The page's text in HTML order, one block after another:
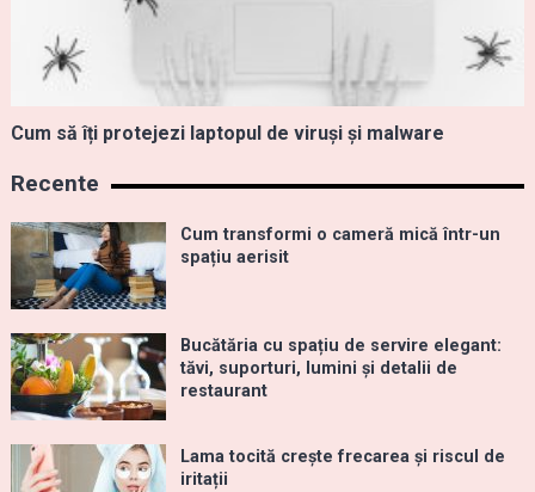
Cum să îți protejezi laptopul de viruși și malware
Recente
Cum transformi o cameră mică într-un
spațiu aerisit
Bucătăria cu spațiu de servire elegant:
tăvi, suporturi, lumini și detalii de
restaurant
Lama tocită crește frecarea și riscul de
iritații